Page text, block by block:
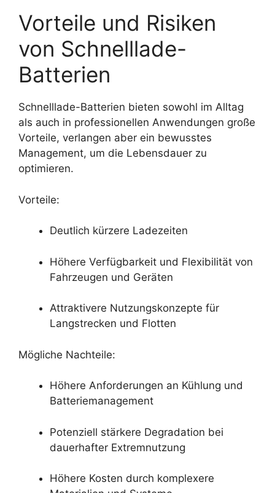
Vorteile und Risiken
von Schnelllade-
Batterien
Schnelllade-Batterien bieten sowohl im Alltag
als auch in professionellen Anwendungen große
Vorteile, verlangen aber ein bewusstes
Management, um die Lebensdauer zu
optimieren.
Vorteile:
Deutlich kürzere Ladezeiten
Höhere Verfügbarkeit und Flexibilität von
Fahrzeugen und Geräten
Attraktivere Nutzungskonzepte für
Langstrecken und Flotten
Mögliche Nachteile:
Höhere Anforderungen an Kühlung und
Batteriemanagement
Potenziell stärkere Degradation bei
dauerhafter Extremnutzung
Höhere Kosten durch komplexere